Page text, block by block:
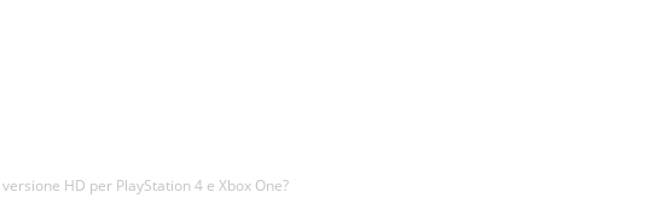
HD per PlayStation 4 e Xbox One?